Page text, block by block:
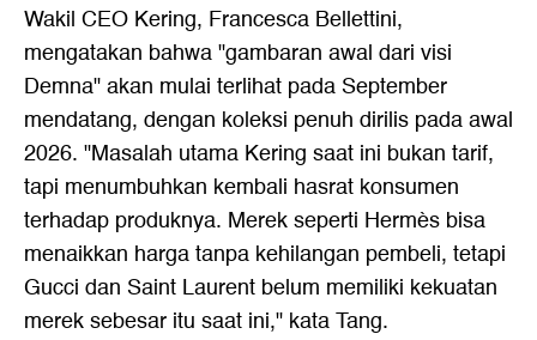
Wakil CEO Kering, Francesca Bellettini,
mengatakan bahwa "gambaran awal dari visi
Demna" akan mulai terlihat pada September
mendatang, dengan koleksi penuh dirilis pada awal
2026. "Masalah utama Kering saat ini bukan tarif,
tapi menumbuhkan kembali hasrat konsumen
terhadap produknya. Merek seperti Hermès bisa
menaikkan harga tanpa kehilangan pembeli, tetapi
Gucci dan Saint Laurent belum memiliki kekuatan
merek sebesar itu saat ini," kata Tang.